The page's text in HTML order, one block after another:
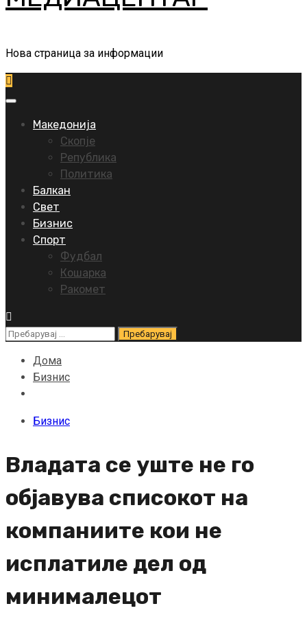
Нова страница за информации
Primary
Македонија
Скопје
Република
Политика
Балкан
Свет
Бизнис
Спорт
Фудбал
Кошарка
Ракомет
Пребарувај
Дома
Бизнис
Бизнис
Владата се уште не го
објавува списокот на
компаниите кои не
исплатиле дел од
минималецот